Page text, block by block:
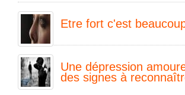
Etre fort c'est
Une dépression
des signes à